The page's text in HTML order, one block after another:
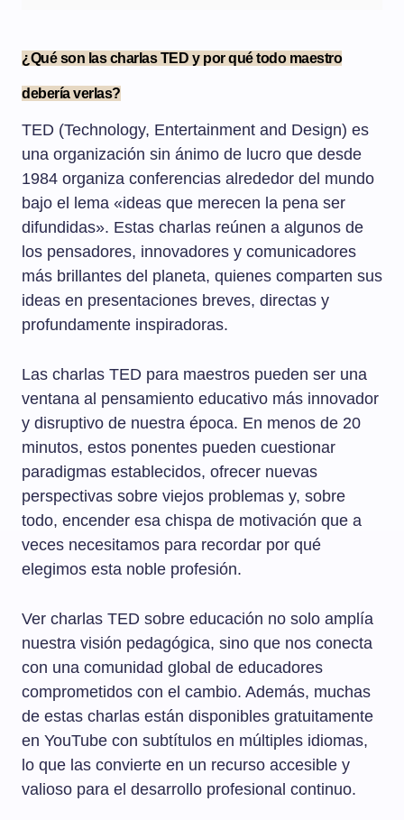
¿Qué son las charlas TED y por qué todo maestro
debería verlas?
TED (Technology, Entertainment and Design) es
una organización sin ánimo de lucro que desde
1984 organiza conferencias alrededor del mundo
bajo el lema «ideas que merecen la pena ser
difundidas». Estas charlas reúnen a algunos de
los pensadores, innovadores y comunicadores
más brillantes del planeta, quienes comparten sus
ideas en presentaciones breves, directas y
profundamente inspiradoras.
Las charlas TED para maestros pueden ser una
ventana al pensamiento educativo más innovador
y disruptivo de nuestra época. En menos de 20
minutos, estos ponentes pueden cuestionar
paradigmas establecidos, ofrecer nuevas
perspectivas sobre viejos problemas y, sobre
todo, encender esa chispa de motivación que a
veces necesitamos para recordar por qué
elegimos esta noble profesión.
Ver charlas TED sobre educación no solo amplía
nuestra visión pedagógica, sino que nos conecta
con una comunidad global de educadores
comprometidos con el cambio. Además, muchas
de estas charlas están disponibles gratuitamente
en YouTube con subtítulos en múltiples idiomas,
lo que las convierte en un recurso accesible y
valioso para el desarrollo profesional continuo.